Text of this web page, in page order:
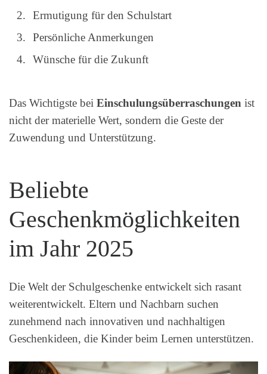
Ermutigung für den Schulstart
Persönliche Anmerkungen
Wünsche für die Zukunft
Das Wichtigste bei Einschulungsüberraschungen ist
nicht der materielle Wert, sondern die Geste der
Zuwendung und Unterstützung.
Beliebte
Geschenkmöglichkeiten
im Jahr 2025
Die Welt der Schulgeschenke entwickelt sich rasant
weiterentwickelt. Eltern und Nachbarn suchen
zunehmend nach innovativen und nachhaltigen
Geschenkideen, die Kinder beim Lernen unterstützen.